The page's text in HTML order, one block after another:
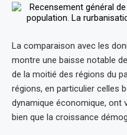
La comparaison avec les
montre une baisse notable
de la moitié des régions du
régions, en particulier celles
dynamique économique, ont
bien que la croissance